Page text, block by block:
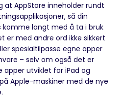
at AppStore inneholder rundt
så din
komme langt med å ta i bruk
er med andre ord ikke sikkert
spesialtilpasse egne apper
– selv om også det er
apper utviklet for iPad og
Apple-maskiner med de nye